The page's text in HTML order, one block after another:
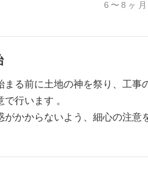
6〜8ヶ月
る前に土地の神を祭り、工事
行います 。
がかからないよう、細心の注意